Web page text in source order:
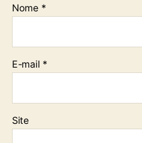
Nome *
E-mail *
Site